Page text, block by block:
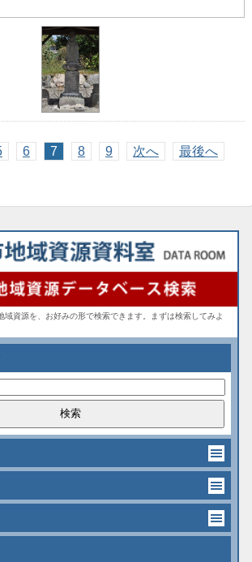
6 7 8 9 次へ 最後へ
域資源を、お好みの形で検索できます。まずは検索してみよ